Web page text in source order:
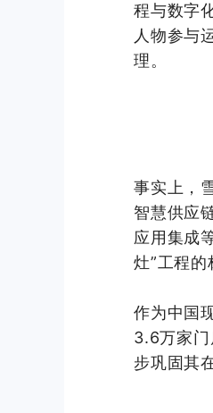
程与数字
人物参与
理。
事实上，
智慧供应
应用集成
灶”工程
作为中国
3.6万家门
步巩固其